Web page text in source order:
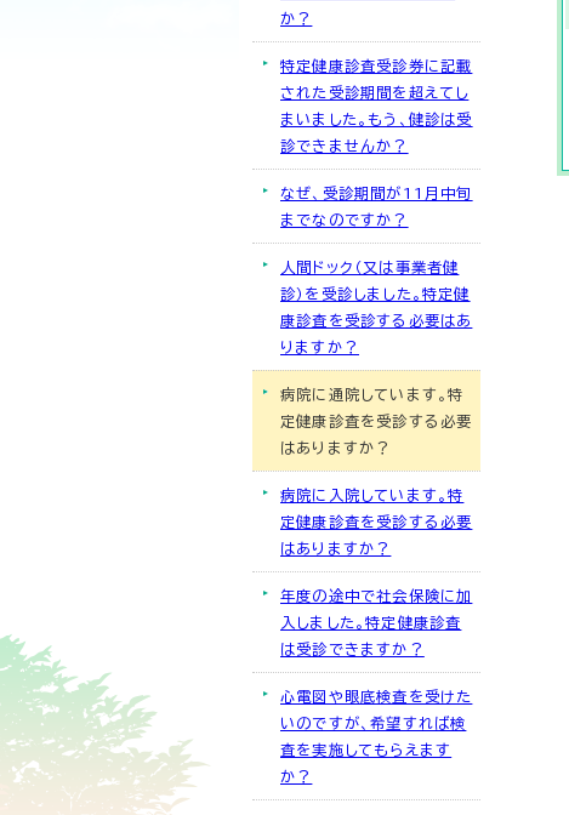
か？
特定健康診査受診券に記載
された受診期間を超えてし
まいました。もう、健診は受
診できませんか？
なぜ、受診期間が11月中旬
までなのですか？
人間ドック（又は事業者健
診）を受診しました。特定健
康診査を受診する必要はあ
りますか？
病院に通院しています。特
定健康診査を受診する必要
はありますか？
病院に入院しています。特
定健康診査を受診する必要
はありますか？
年度の途中で社会保険に加
入しました。特定健康診査
は受診できますか？
心電図や眼底検査を受けた
いのですが、希望すれば検
査を実施してもらえます
か？